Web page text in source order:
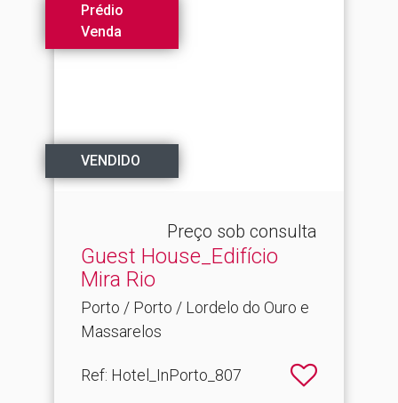
Prédio
Venda
VENDIDO
Preço sob consulta
Guest House_Edifício
Mira Rio
Porto / Porto / Lordelo do Ouro e
Massarelos
Ref: Hotel_InPorto_807